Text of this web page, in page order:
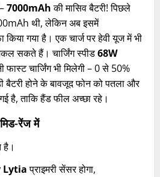
7000mAhकी मासिव बैटरी! पिछले
थी, लेकिन अब इसमें
गया है। एक चार्ज पर हेवी यूज में भी
सकते हैं। चार्जिंग स्पीड68W
फास्ट चार्जिंग भी मिलेगी – 0 से 50%
बैटरी होने के बावजूद फोन को पतला और
है, ताकि हैंड फील अच्छा रहे।
रेंज में
है।
Lytiaप्राइमरी सेंसर होगा,